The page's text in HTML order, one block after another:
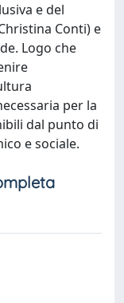
e del
Conti) e
Logo che
per la
dal punto di
e sociale.